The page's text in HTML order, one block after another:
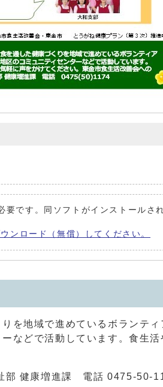
です。同ソフトがインストールさ
ロード（無償）してください。
を地域で進めているボランテ
などで活動しています。食生
部 健康増進課 電話 0475-50-